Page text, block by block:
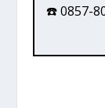
☎️ 0857-